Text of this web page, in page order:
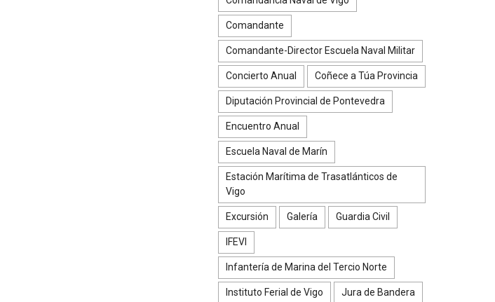
Comandante
Comandante-Director Escuela Naval Militar
Concierto Anual Coñece a Túa Provincia
Diputación Provincial de Pontevedra
Encuentro Anual
Escuela Naval de Marín
Estación Marítima de Trasatlánticos de
Vigo
Excursión Galería Guardia Civil
IFEVI
Infantería de Marina del Tercio Norte
Instituto Ferial de Vigo Jura de Bandera